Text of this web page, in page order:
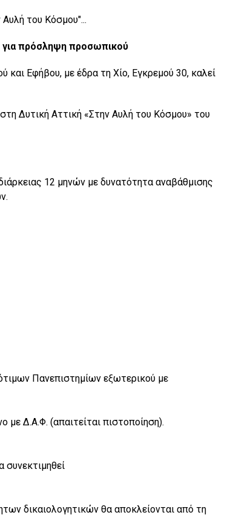
του Κόσμου"...
πρόσληψη προσωπικού
και Εφήβου, με έδρα τη Χίο, Εγκρεμού 30, καλεί
Δυτική Αττική «Στην Αυλή του Κόσμου» του
12 μηνών με δυνατότητα αναβάθμισης
Πανεπιστημίων εξωτερικού με
με Δ.Α.Φ. (απαιτείται πιστοποίηση).
συνεκτιμηθεί
δικαιολογητικών θα αποκλείονται από τη